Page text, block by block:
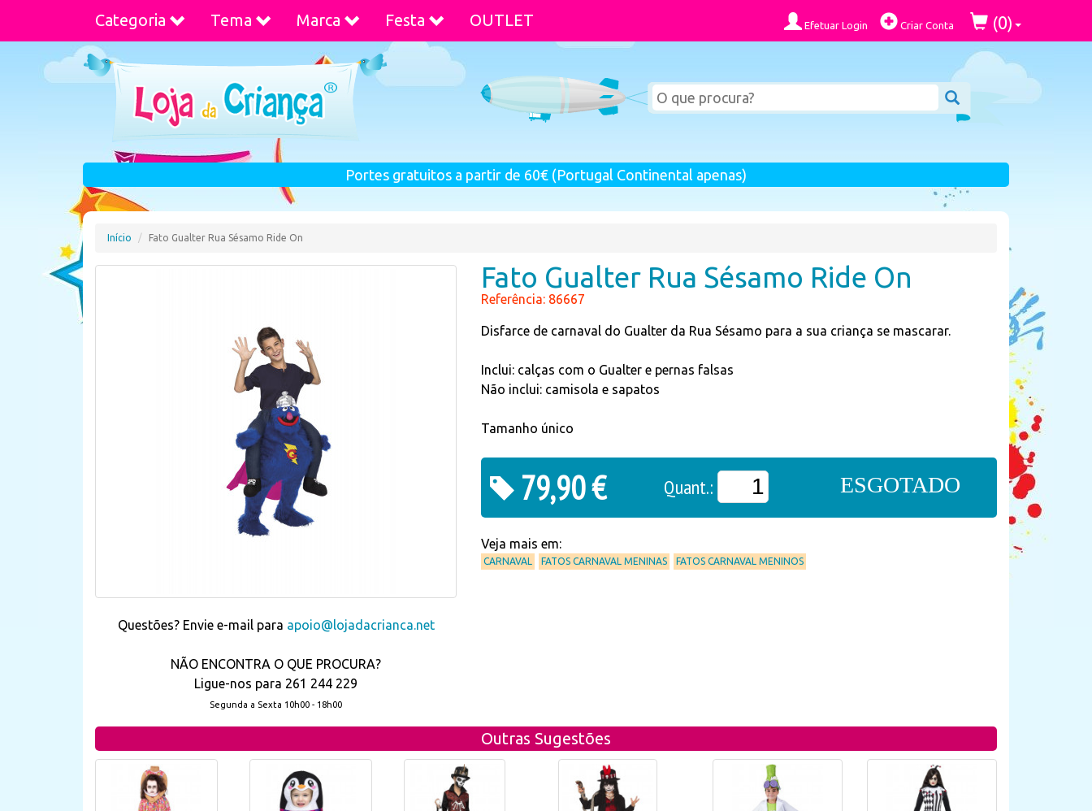
Categoria Tema Marca Festa OUTLET Efetuar Login Criar Conta (0)
Portes gratuitos a partir de 60€ (Portugal Continental apenas)
Início Fato Gualter Rua Sésamo Ride On
Questões? Envie e-mail para apoio@lojadacrianca.net
NÃO ENCONTRA O QUE PROCURA?
Ligue-nos para 261 244 229
Segunda a Sexta 10h00 - 18h00
Fato Gualter Rua Sésamo Ride On
Referência: 86667
Disfarce de carnaval do Gualter da Rua Sésamo para a sua criança se mascarar.
Inclui: calças com o Gualter e pernas falsas
Não inclui: camisola e sapatos
Tamanho único
79,90 € Quant.: ESGOTADO
Veja mais em:
CARNAVAL FATOS CARNAVAL MENINAS FATOS CARNAVAL MENINOS
Outras Sugestões